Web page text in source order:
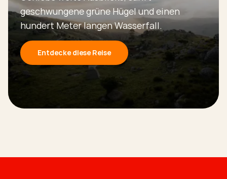
geschwungene grüne Hügel und einen
hundert Meter langen Wasserfall.
Entdecke diese Reise